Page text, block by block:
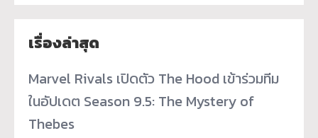
เรื่องล่าสุด
Marvel Rivals เปิดตัว The Hood เข้าร่วมทีม
ในอัปเดต Season 9.5: The Mystery of
Thebes